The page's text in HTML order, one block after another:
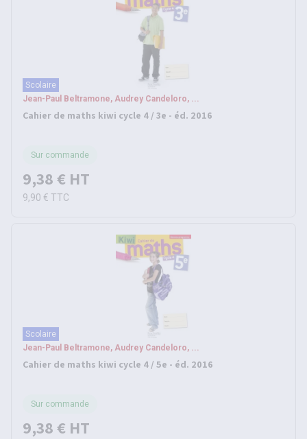
Scolaire
Jean-Paul Beltramone, Audrey Candeloro, ...
Cahier de maths kiwi cycle 4 / 3e - éd. 2016
Sur commande
9,38 € HT
9,90 € TTC
Scolaire
Jean-Paul Beltramone, Audrey Candeloro, ...
Cahier de maths kiwi cycle 4 / 5e - éd. 2016
Sur commande
9,38 € HT